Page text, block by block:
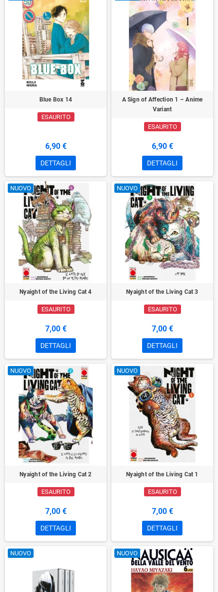
Blue Box 14
ESAURITO
6,90 €
DETTAGLI
A Sign of Affection 1 – Anime
Variant
ESAURITO
6,90 €
DETTAGLI
NUOVO
Nyaight of the Living Cat 4
ESAURITO
7,00 €
DETTAGLI
NUOVO
Nyaight of the Living Cat 3
ESAURITO
7,00 €
DETTAGLI
NUOVO
Nyaight of the Living Cat 2
ESAURITO
7,00 €
DETTAGLI
NUOVO
Nyaight of the Living Cat 1
ESAURITO
7,00 €
DETTAGLI
NUOVO NUOVO